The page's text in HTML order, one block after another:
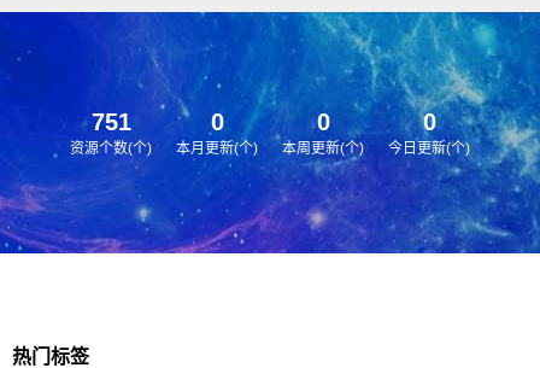
字图片换成其他行业的即可；
751
资源个数(个)
0
本月更新(个)
0
本周更新(个)
0
今日更新(个)
热门标签